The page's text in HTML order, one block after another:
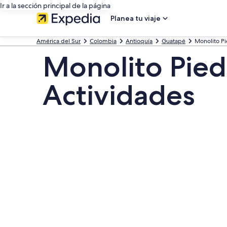
Ir a la sección principal de la página
Planea tu viaje
América del Sur Colombia Antioquía Guatapé Monolito
Monolito
Actividades